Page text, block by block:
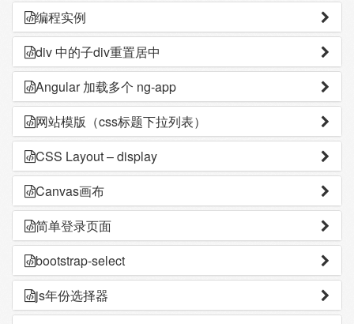
编程实例
div 中的子div重置居中
Angular 加载多个 ng-app
网站模版（css标题下拉列表）
CSS Layout – display
Canvas画布
简单登录页面
bootstrap-select
js年份选择器